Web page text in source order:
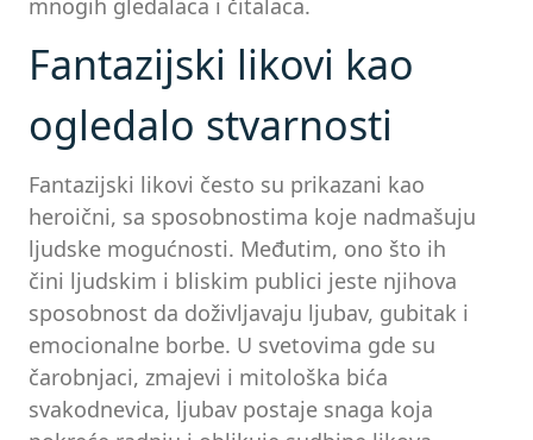
Fantazijski likovi kao
ogledalo stvarnosti
Fantazijski likovi često su prikazani kao
heroični, sa sposobnostima koje nadmašuju
ljudske mogućnosti. Međutim, ono što ih
čini ljudskim i bliskim publici jeste njihova
sposobnost da doživljavaju ljubav, gubitak i
emocionalne borbe. U svetovima gde su
čarobnjaci, zmajevi i mitološka bića
svakodnevica, ljubav postaje snaga koja